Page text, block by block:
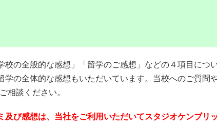
校の全般的な感想」「留学のご感想」などの４項目につ
の全体的な感想もいただいています。当校へのご質問
相談ください。
び感想は、当社をご利用いただいてスタジオケンブリ